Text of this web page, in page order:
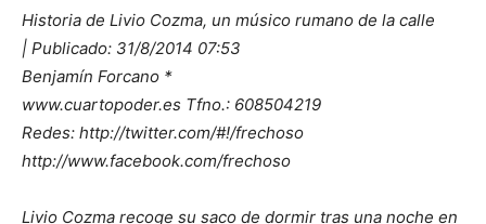
Historia de Livio Cozma, un músico rumano de la calle
| Publicado: 31/8/2014 07:53
Benjamín Forcano *
www.cuartopoder.es Tfno.: 608504219
Redes: http://twitter.com/#!/frechoso
http://www.facebook.com/frechoso
Livio Cozma recoge su saco de dormir tras una noche en